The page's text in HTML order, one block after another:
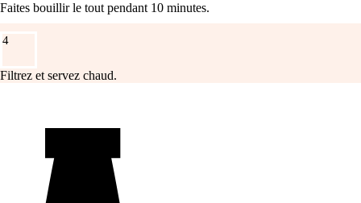
Faites bouillir le tout pendant 10 minutes.
4
Filtrez et servez chaud.